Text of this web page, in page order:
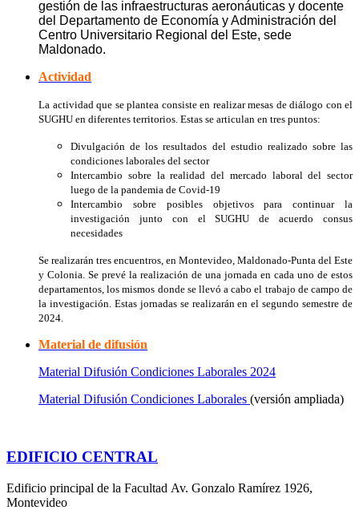
gestión de las infraestructuras aeronáuticas y docente
del Departamento de Economía y Administración del
Centro Universitario Regional del Este, sede
Maldonado.
Actividad
La actividad que se plantea consiste en realizar mesas de diálogo con el
SUGHU en diferentes territorios. Estas se articulan en tres puntos:
Divulgación de los resultados del estudio realizado sobre las
condiciones laborales del sector
Intercambio sobre la realidad del mercado laboral del sector
luego de la pandemia de Covid-19
Intercambio sobre posibles objetivos para continuar la
investigación junto con el SUGHU de acuerdo consus
necesidades
Se realizarán tres encuentros, en Montevideo, Maldonado-Punta del Este
y Colonia. Se prevé la realización de una jornada en cada uno de estos
departamentos, los mismos donde se llevó a cabo el trabajo de campo de
la investigación. Estas jornadas se realizarán en el segundo semestre de
2024.
Material de difusión
Material Difusión Condiciones Laborales 2024
Material Difusión Condiciones Laborales (versión ampliada)
EDIFICIO CENTRAL
Edificio principal de la Facultad Av. Gonzalo Ramírez 1926,
Montevideo